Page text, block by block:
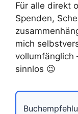
Für alle direkt
Spenden,
mich
vollumfänglich
sinnlos 😉